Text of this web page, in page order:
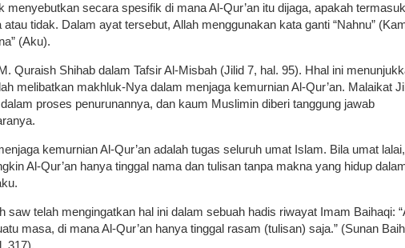
menyebutkan secara spesifik di mana Al-Qur’an itu dijaga, apakah
atau tidak. Dalam ayat tersebut, Allah menggunakan kata ganti “Nahnu”
(Aku).
Quraish Shihab dalam Tafsir Al-Misbah (Jilid 7, hal. 95). Hhal ini
melibatkan makhluk-Nya dalam menjaga kemurnian Al-Qur’an. Malaikat
proses penurunannya, dan kaum Muslimin diberi tanggung jawab
kemurnian Al-Qur’an adalah tugas seluruh umat Islam. Bila umat
Al-Qur’an hanya tinggal nama dan tulisan tanpa makna yang hidup
saw telah mengingatkan hal ini dalam sebuah hadis riwayat Imam Baihaqi:
masa, di mana Al-Qur’an hanya tinggal rasam (tulisan) saja.” (Sunan
317).